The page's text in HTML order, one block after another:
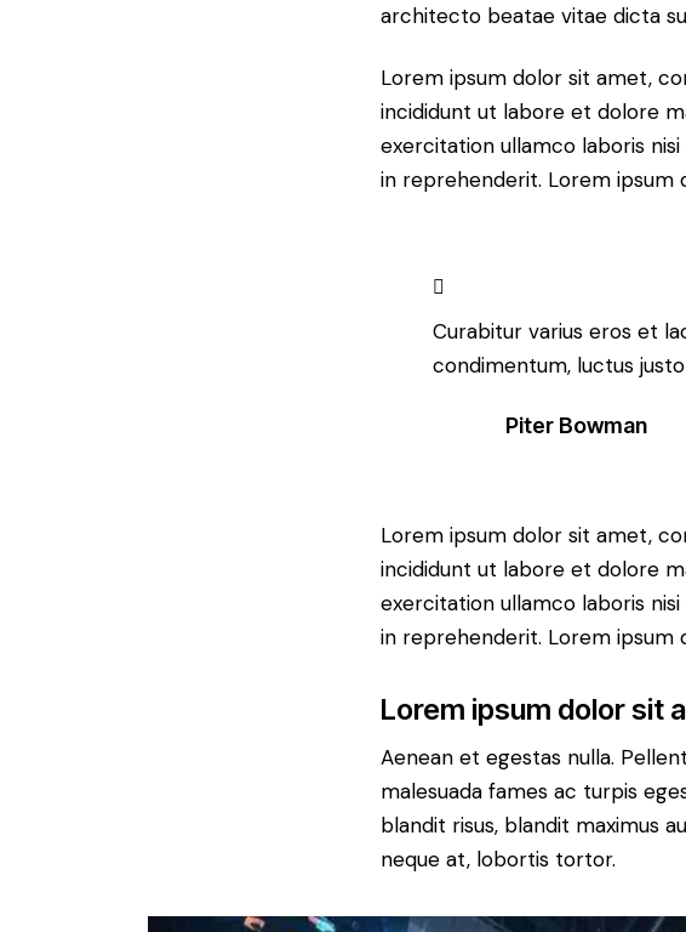
architecto beatae vitae dicta
Lorem ipsum dolor sit amet,
incididunt ut labore et dolore
exercitation ullamco laboris
in reprehenderit. Lorem ipsum
Curabitur varius eros et
condimentum, luctus
Piter Bowman
Lorem ipsum dolor sit amet,
incididunt ut labore et dolore
exercitation ullamco laboris
in reprehenderit. Lorem ipsum
Lorem ipsum dolor sit
Aenean et egestas nulla.
malesuada fames ac turpis
blandit risus, blandit maximus
neque at, lobortis tortor.